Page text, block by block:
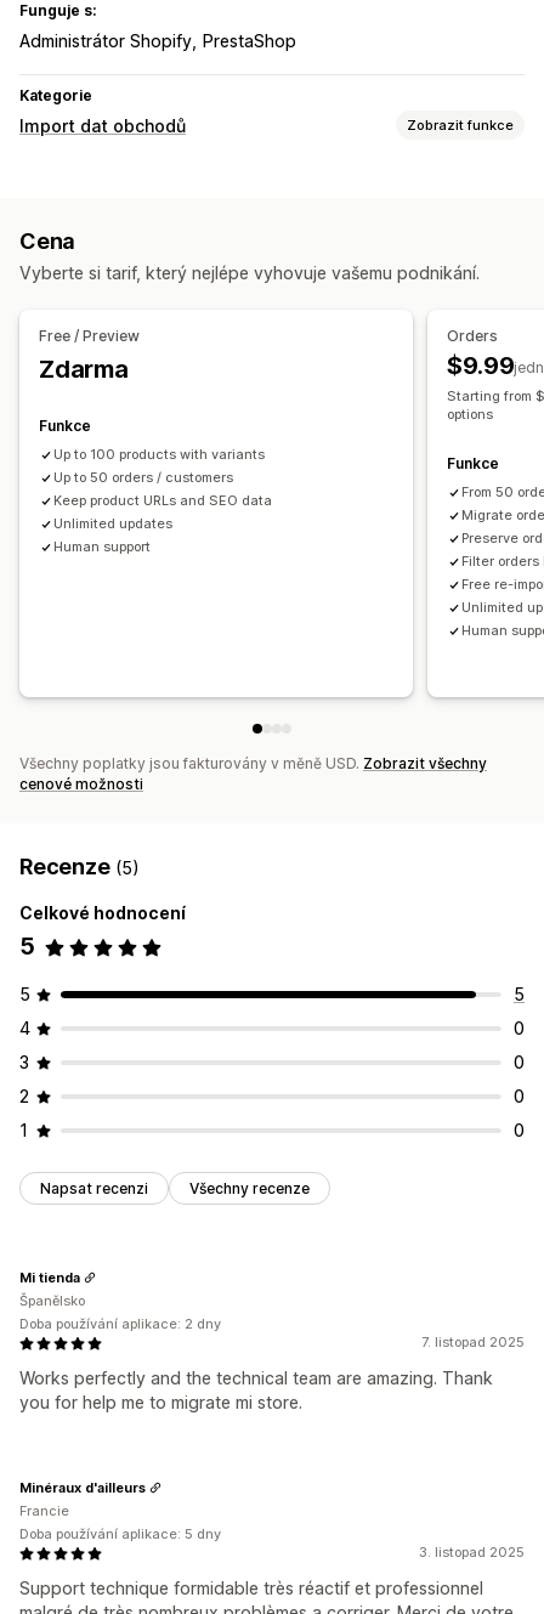
Funguje s:
Administrátor Shopify PrestaShop
Kategorie
Import dat obchodů Zobrazit funkce
Synchronizace v reálném čase
Produkty
Cena
Vyberte si tarif, který nejlépe vyhovuje vašemu podnikání.
Free / Preview
Zdarma
Funkce
Up to 100 products with variants
Up to 50 orders / customers
Keep product URLs and SEO data
Unlimited updates
Human support
Orders
$9.99
Starting from
options
Funkce
From 50
Migrate
Preserve
Filter
Free re-
Unlimited
Human
Všechny poplatky jsou fakturovány v měně USD. Zobrazit všechny
cenové možnosti
Recenze (5)
Celkové hodnocení
5
5
5
4
0
3
0
2
0
1
0
Napsat recenzi Všechny recenze
7. listopad 2025
Works perfectly and the technical team are amazing. Thank
you for help me to migrate mi store.
Mi tienda
Španělsko
Doba používání aplikace: 2 dny
3. listopad 2025
Support technique formidable très réactif et professionnel
Minéraux d'ailleurs
Francie
Doba používání aplikace: 5 dny